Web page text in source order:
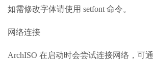
如需修改字体请使用 setfont 命令。
网络连接
ArchISO 在启动时会尝试连接网络，可